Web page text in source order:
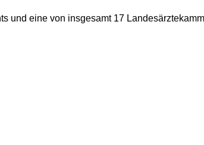
und eine von insgesamt 17